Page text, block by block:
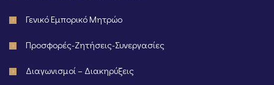
Γενικό Εμπορικό Μητρώο
Προσφορές-Ζητήσεις-Συνεργασίες
Διαγωνισμοί – Διακηρύξεις